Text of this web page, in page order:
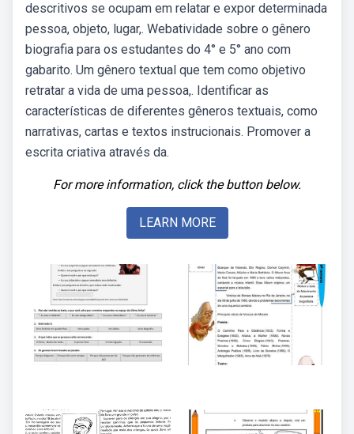
descritivos se ocupam em relatar e expor determinada
pessoa, objeto, lugar,. Webatividade sobre o gênero
biografia para os estudantes do 4° e 5° ano com
gabarito. Um gênero textual que tem como objetivo
retratar a vida de uma pessoa,. Identificar as
características de diferentes gêneros textuais, como
narrativas, cartas e textos instrucionais. Promover a
escrita criativa através da.
For more information, click the button below.
LEARN MORE